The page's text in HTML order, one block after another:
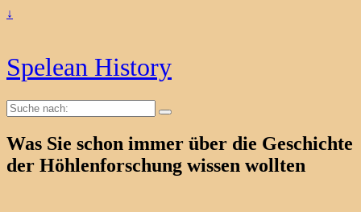
↓
Spelean History
Suche
nach:
Was Sie schon immer über die Geschichte
der Höhlenforschung wissen wollten